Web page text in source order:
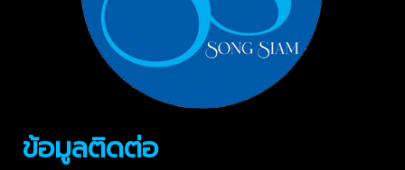
ข้อมูลติดต่อ